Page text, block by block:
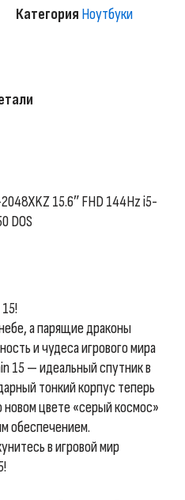
Категория Ноутбуки
15.6″ FHD 144Hz i5-
DOS
а парящие драконы
и чудеса игрового мира
15 — идеальный спутник в
тонкий корпус теперь
цвете «серый космос»
обеспечением.
в игровой мир